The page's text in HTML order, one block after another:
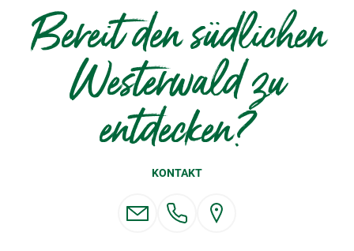
Bereit den südlichen
Westerwald zu
entdecken?
KONTAKT